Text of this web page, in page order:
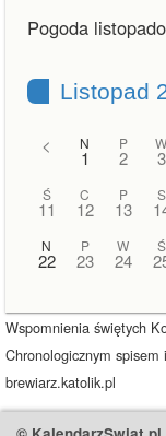
Pogoda
Listopad
< N
1
P
2
W
3
Ś
11
C
12
P
13
S
N
22
P
23
W
24
Ś
Wspomnienia świętych
Chronologicznym spisem
brewiarz.katolik.pl